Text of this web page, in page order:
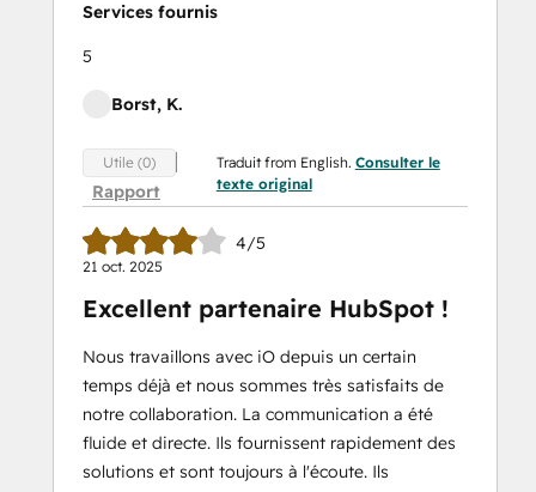
Services fournis
5
Borst, K.
Utile (0)
Rapport
Traduit from English. Consulter le
texte original
4/5
21 oct. 2025
Excellent partenaire HubSpot !
Nous travaillons avec iO depuis un certain
temps déjà et nous sommes très satisfaits de
notre collaboration. La communication a été
fluide et directe. Ils fournissent rapidement des
solutions et sont toujours à l'écoute. Ils